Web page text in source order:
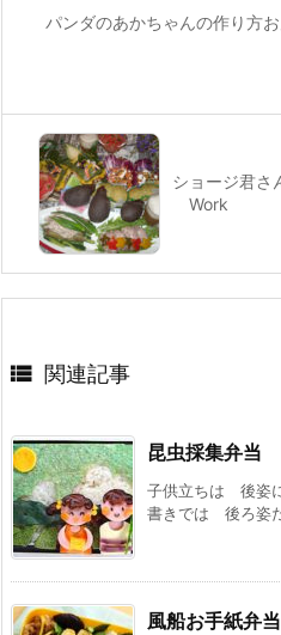
パンダのあかちゃんの作り方
ショージ君
Work
 関連記事
昆虫採集弁当
子供立ちは 後姿
書きでは 後ろ姿
風船お手紙弁当